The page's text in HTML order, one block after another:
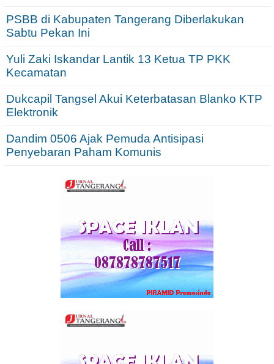
PSBB di Kabupaten Tangerang Diberlakukan
Sabtu Pekan Ini
Yuli Zaki Iskandar Lantik 13 Ketua TP PKK
Kecamatan
Dukcapil Tangsel Akui Keterbatasan Blanko KTP
Elektronik
Dandim 0506 Ajak Pemuda Antisipasi
Penyebaran Paham Komunis